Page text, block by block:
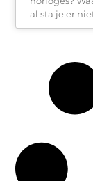
al sta je er